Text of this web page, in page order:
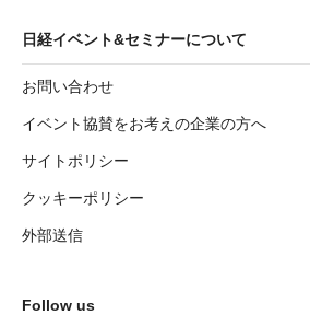
日経イベント&セミナーについて
お問い合わせ
イベント協賛をお考えの企業の方へ
サイトポリシー
クッキーポリシー
外部送信
Follow us